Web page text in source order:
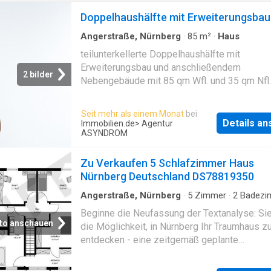
2 bilder
Doppelhaushälfte mit Erweiterungsbau
Angerstraße, Nürnberg · 85 m² · Haus
teilunterkellerte Doppelhaushälfte mit
Erweiterungsbau und anschließendem
Nebengebäude mit 85 qm Wfl. und 35 qm
Teilunterkellerung, Erdgeschoss und
Dachgeschoss - Gas-Zentralheizung
Seit mehr als einem Monat bei
Immobilien.de> Agentur
ASYNDROM
Details
anschauen
Zu Verkaufen 5 Schlafzimmer Haus
Nürnberg Deutschland DS78819350
Angerstraße, Nürnberg · 5 Zimmer · 2
Beginne die Neufassung der Textanalyse:
die Möglichkeit, in Nürnberg Ihr Traumhaus zu
entdecken - eine zeitgemäß geplante
Vorslungen und Bedürfnissen angefertigt